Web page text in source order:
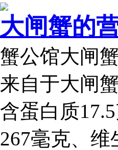
大闸蟹的
蟹公馆大闸
来自于大闸
含蛋白质
267毫克、